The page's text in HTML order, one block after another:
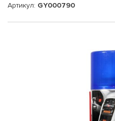
Артикул: GY000790